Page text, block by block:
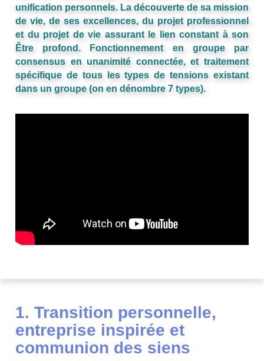
unification personnels. La découverte de sa mission
de vie, de ses excellences, du projet professionnel
et du projet de vie assurant le lien constant à son
Être profond. Fonctionnement en groupe par
consensus en unanimité connectée, et traitement
spécifique de tous les types de tensions existant
dans un groupe (on en dénombre 7 types).
1. Transition personnelle,
entreprise inspirée et
communion des siens